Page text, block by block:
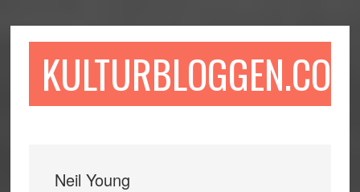
till
till
sidofältet
till
KULTURBLOGGEN.COM
Neil Young